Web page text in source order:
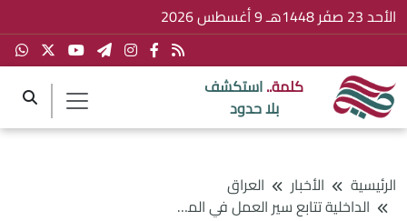
الأحد 23 صفَر 1448هـ 9 أغسطس 2026
كلمة..استكشف
بلا حدود
الرئيسية الأخبار
العراق
الداخلية تتابع سير العمل في المديرية العامة للبنى التحتية